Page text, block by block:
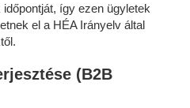
így ezen ügyletek
el a HÉA Irányelv által
(B2B